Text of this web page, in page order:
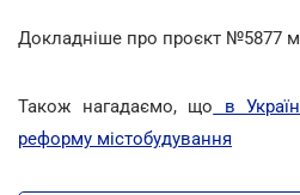
Докладніше про проєкт №5877
Також нагадаємо, що в
реформу містобудування